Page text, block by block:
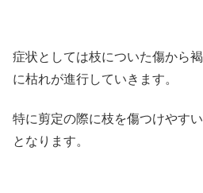
症状としては枝についた傷から
に枯れが進行していきます。
特に剪定の際に枝を傷つけやす
となります。